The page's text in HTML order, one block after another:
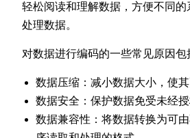
轻松阅读和理解数据，方便不同
处理数据。
对数据进行编码的一些常见原因包
数据压缩：减小数据大小，使
数据安全：保护数据免受未经
数据兼容性：将数据转换为可